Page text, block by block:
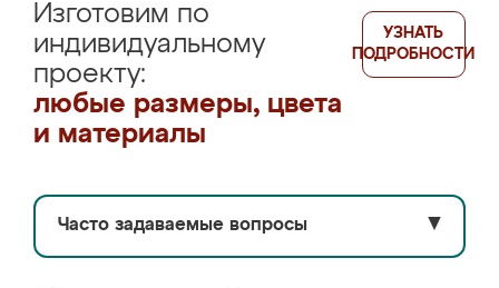
Изготовим по
индивидуальному
проекту:
любые размеры, цвета
и материалы
УЗНАТЬ
ПОДРОБНОСТИ
Часто задаваемые вопросы ▼